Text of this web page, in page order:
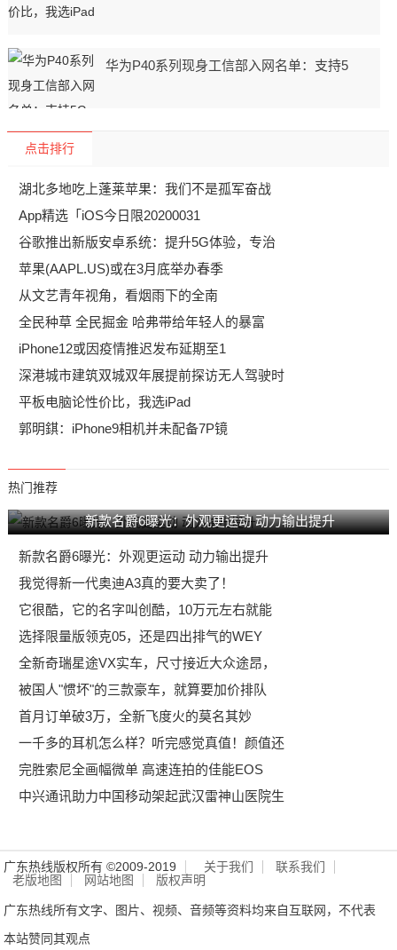
华为P40系列现身工信部入网名单：支持5
点击排行
湖北多地吃上蓬莱苹果：我们不是孤军奋战
App精选「iOS今日限20200031
谷歌推出新版安卓系统：提升5G体验，专治
苹果(AAPL.US)或在3月底举办春季
从文艺青年视角，看烟雨下的全南
全民种草 全民掘金 哈弗带给年轻人的暴富
iPhone12或因疫情推迟发布延期至1
深港城市建筑双城双年展提前探访无人驾驶时
平板电脑论性价比，我选iPad
郭明錤：iPhone9相机并未配备7P镜
热门推荐
新款名爵6曝光：外观更运动 动力输出提升
新款名爵6曝光：外观更运动 动力输出提升
我觉得新一代奥迪A3真的要大卖了！
它很酷，它的名字叫创酷，10万元左右就能
选择限量版领克05，还是四出排气的WEY
全新奇瑞星途VX实车，尺寸接近大众途昂，
被国人"惯坏"的三款豪车，就算要加价排队
首月订单破3万，全新飞度火的莫名其妙
一千多的耳机怎么样？听完感觉真值！颜值还
完胜索尼全画幅微单 高速连拍的佳能EOS
中兴通讯助力中国移动架起武汉雷神山医院生
广东热线版权所有 ©2009-2019 关于我们
联系我们
老版地图
网站地图 版权声明
广东热线所有文字、图片、视频、音频等资料均来自互联网，不代表
本站赞同其观点